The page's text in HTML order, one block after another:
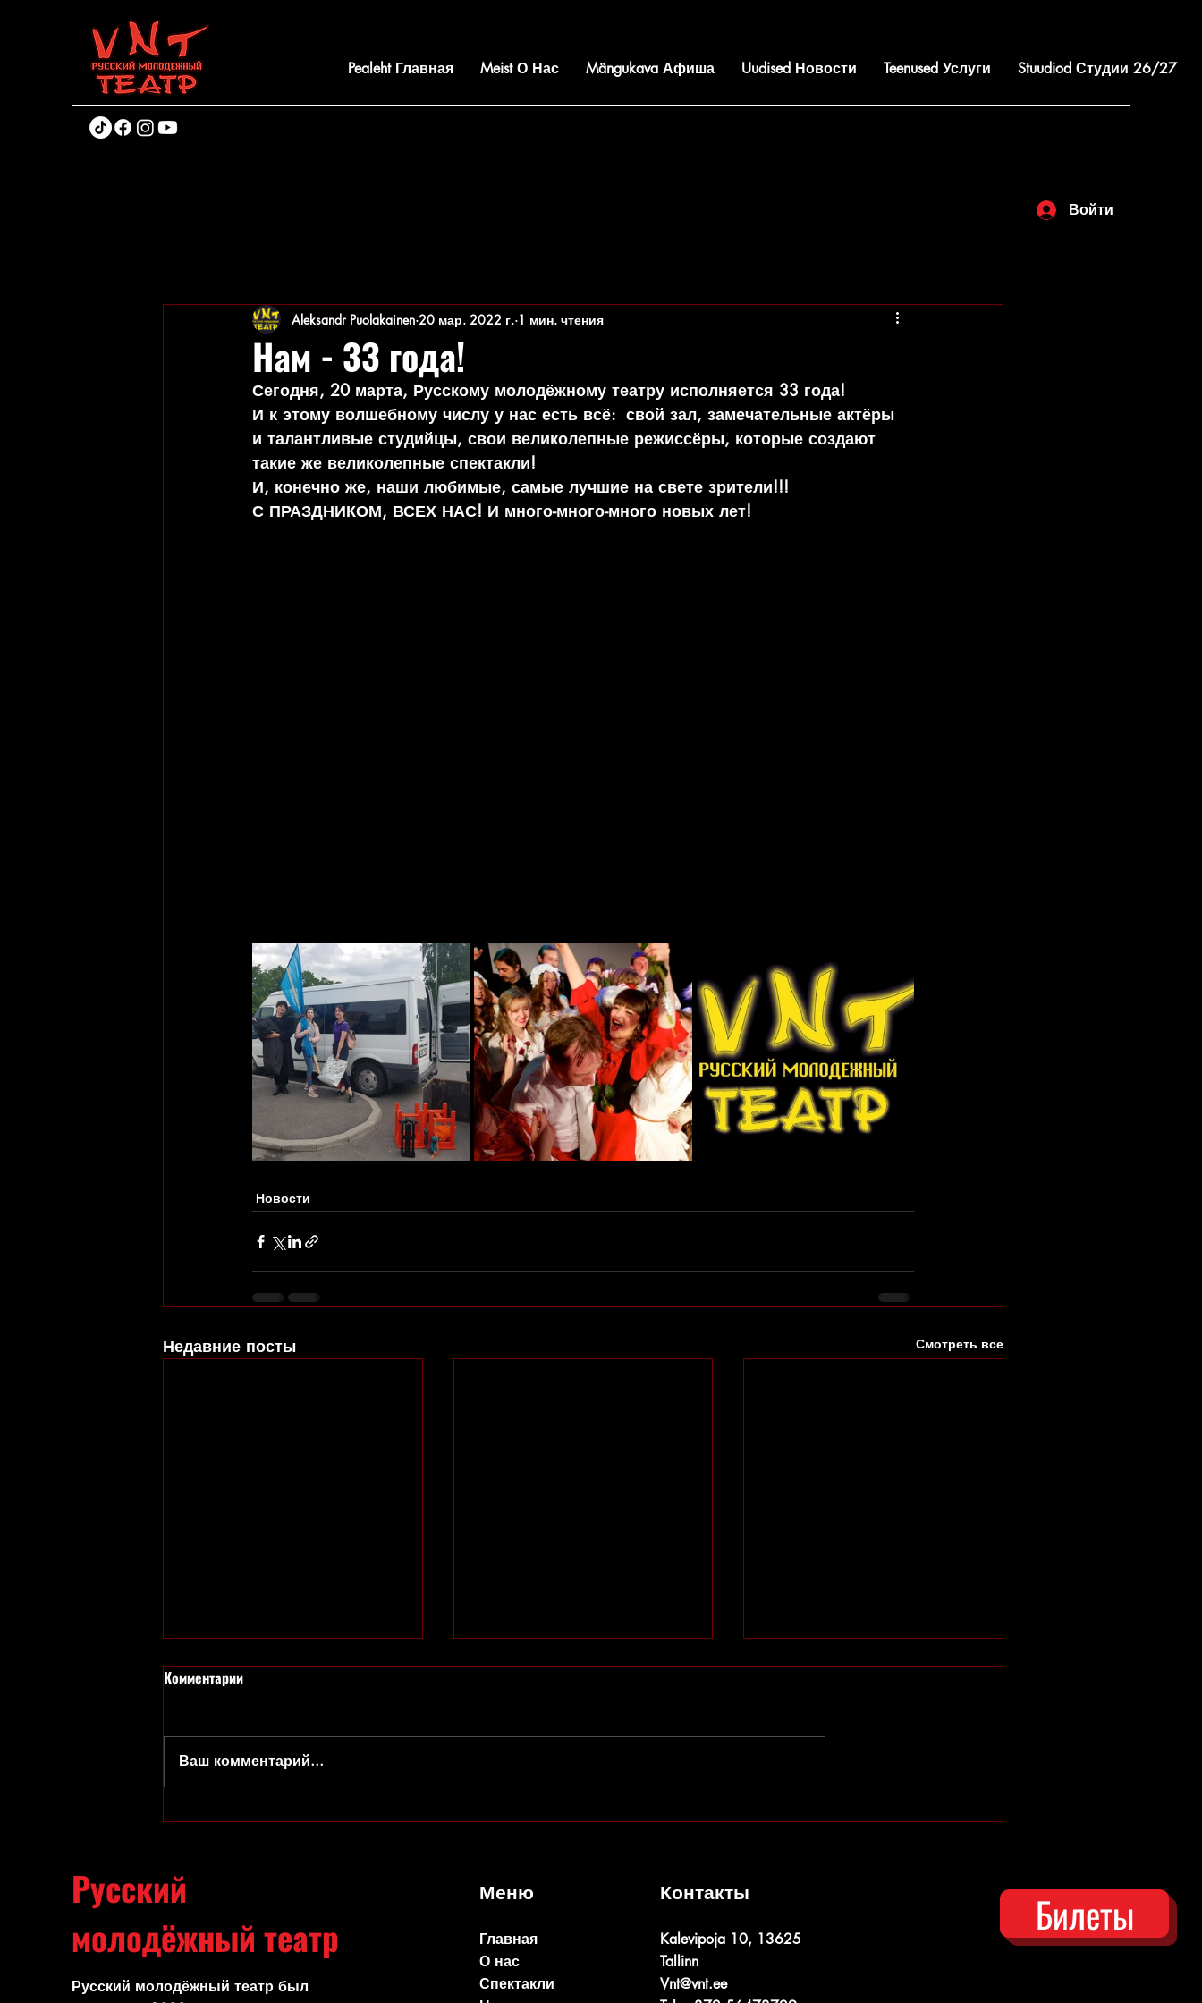
Pealeht Главная Meist О Нас Mängukava Афиша Uudised Новости Teenused Услуги Stuudiod Студии 26/27
Войти
Нам - 33 года!
Aleksandr Puolakainen 20 мар. 2022 г. 1 мин. чтения
Сегодня, 20 марта, Русскому молодёжному театру исполняется 33 года!
И к этому волшебному числу у нас есть всё:  свой зал, замечательные актёры
и талантливые студийцы, свои великолепные режиссёры, которые создают
такие же великолепные спектакли!
И, конечно же, наши любимые, самые лучшие на свете зрители!!!
С ПРАЗДНИКОМ, ВСЕХ НАС! И много-много-много новых лет!
Новости
Недавние посты Смотреть все
Праздник с Клоунами
Изменения в репертуаре
Комментарии
Ваш комментарий...
Русский
молодёжный театр
Русский молодёжный театр был
Меню
Главная
О нас
Спектакли
Контакты
Kalevipoja 10, 13625
Tallinn
Vnt@vnt.ee
Билеты